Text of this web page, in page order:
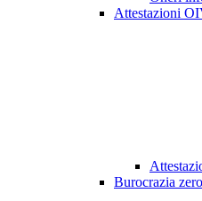
Attestazioni
Burocrazia zero